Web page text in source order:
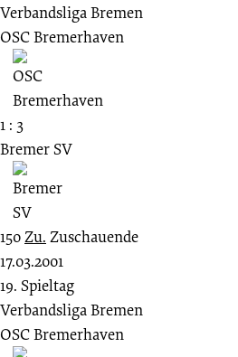
Verbandsliga Bremen
OSC Bremerhaven
1 : 3
Bremer SV
150Zu. Zuschauende
17.03.2001
19. Spieltag
Verbandsliga Bremen
OSC Bremerhaven